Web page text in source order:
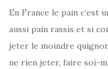
En France le pain c’est
aussi pain rassis et si
jeter le moindre
ne rien jeter, faire soi-